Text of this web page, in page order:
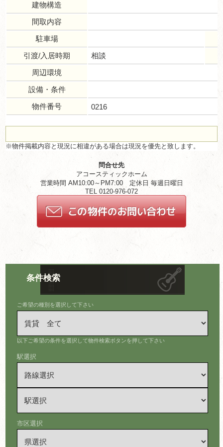
条件検索
ご希望の種別を選択して下さい
以下ご希望の条件を選択して物件検索ボタンを押して下さい
駅選択
市区選択
建物構造
間取内容
駐車場
引渡/入居時期
相談
周辺環境
設備・条件
物件番号
0216
※物件掲載内容と現況に相違がある場合は現況を優先と致します。
問合せ先
アコースティックホーム
営業時間 AM10:00～PM7:00 定休日 毎週日曜日
TEL 0120-976-072